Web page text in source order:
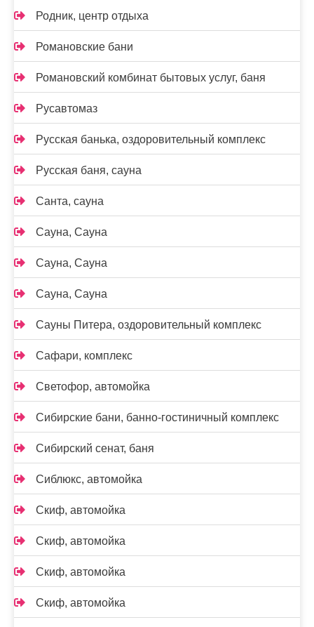
Родник, центр отдыха
Романовские бани
Романовский комбинат бытовых услуг, баня
Русавтомаз
Русская банька, оздоровительный комплекс
Русская баня, сауна
Санта, сауна
Сауна, Сауна
Сауна, Сауна
Сауна, Сауна
Сауны Питера, оздоровительный комплекс
Сафари, комплекс
Светофор, автомойка
Сибирские бани, банно-гостиничный комплекс
Сибирский сенат, баня
Сиблюкс, автомойка
Скиф, автомойка
Скиф, автомойка
Скиф, автомойка
Скиф, автомойка